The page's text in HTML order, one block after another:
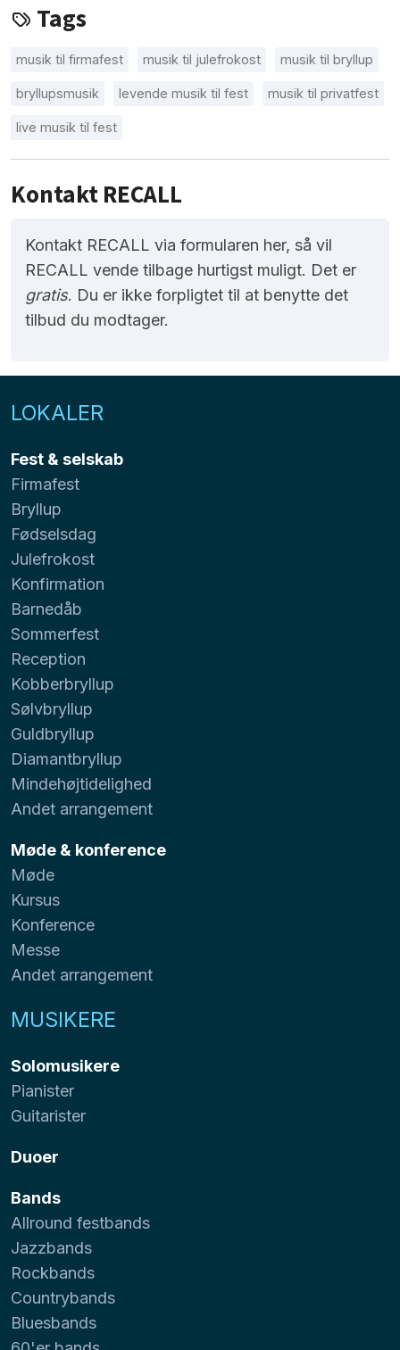
Tags
musik til firmafest musik til julefrokost musik til bryllup
bryllupsmusik levende musik til fest musik til privatfest
live musik til fest
Kontakt RECALL
Kontakt RECALL via formularen her, så vil
RECALL vende tilbage hurtigst muligt. Det er
gratis. Du er ikke forpligtet til at benytte det
tilbud du modtager.
LOKALER
Fest & selskab
Firmafest
Bryllup
Fødselsdag
Julefrokost
Konfirmation
Barnedåb
Sommerfest
Reception
Kobberbryllup
Sølvbryllup
Guldbryllup
Diamantbryllup
Mindehøjtidelighed
Andet arrangement
Møde & konference
Møde
Kursus
Konference
Messe
Andet arrangement
MUSIKERE
Solomusikere
Pianister
Guitarister
Duoer
Bands
Allround festbands
Jazzbands
Rockbands
Countrybands
Bluesbands